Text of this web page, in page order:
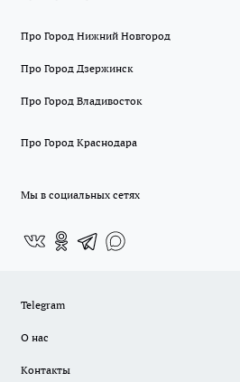
Про Город Нижний Новгород
Про Город Дзержинск
Про Город Владивосток
Про Город Краснодара
Мы в социальных сетях
Telegram
О нас
Контакты